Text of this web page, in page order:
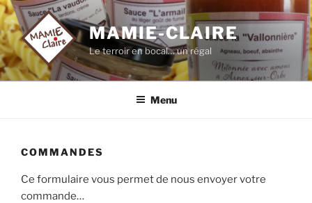
Aller
au
contenu
principal
MAMIE-CLAIRE
Le terroir en bocal… un régal
Menu
COMMANDES
Ce formulaire vous permet de nous envoyer votre
commande…